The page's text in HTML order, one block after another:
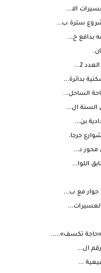
الا...
سترة ب...
بدافع خ...
بدائرة...
الساحل...
بن...
جرجا.
محور د...
اللوا...
حوار مع ب...
تكسف».....
...